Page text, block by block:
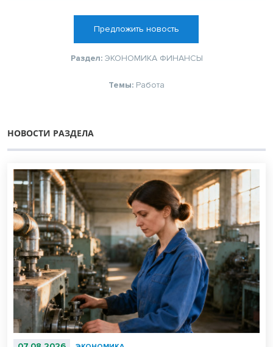
Предложить новость
Раздел: ЭКОНОМИКА ФИНАНСЫ
Темы: Работа
НОВОСТИ РАЗДЕЛА